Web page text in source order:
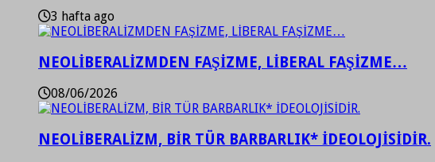
3 hafta ago
NEOLİBERALİZMDEN FAŞİZME, LİBERAL FAŞİZME…
08/06/2026
NEOLİBERALİZM, BİR TÜR BARBARLIK* İDEOLOJİSİDİR.